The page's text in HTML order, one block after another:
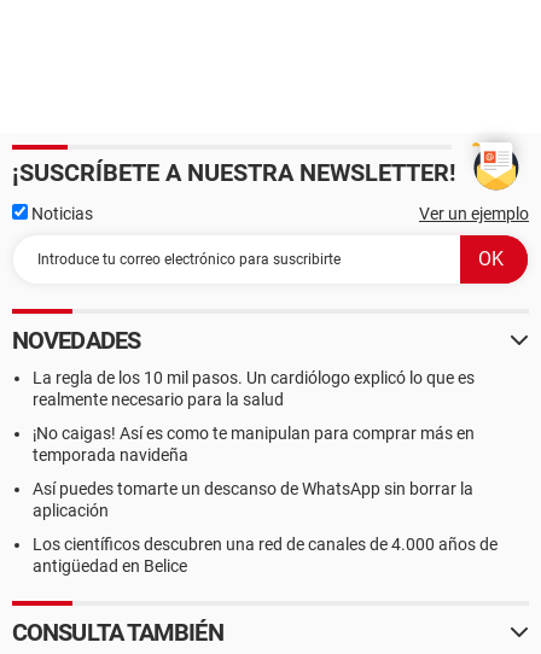
¡SUSCRÍBETE A NUESTRA NEWSLETTER!
Noticias Ver un ejemplo
NOVEDADES
La regla de los 10 mil pasos. Un cardiólogo explicó lo que es
realmente necesario para la salud
¡No caigas! Así es como te manipulan para comprar más en
temporada navideña
Así puedes tomarte un descanso de WhatsApp sin borrar la
aplicación
Los científicos descubren una red de canales de 4.000 años de
antigüedad en Belice
CONSULTA TAMBIÉN